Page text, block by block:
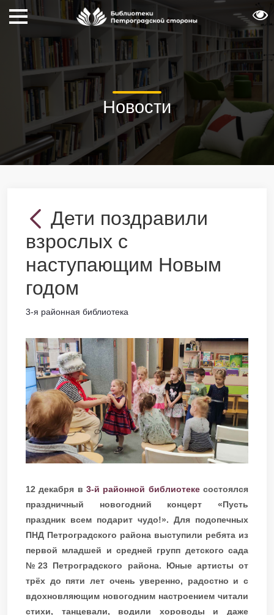
Новости
Дети поздравили
взрослых с
наступающим Новым
годом
3-я районная библиотека
12 декабря в 3-й районной библиотекесостоялся
праздничный новогодний концерт «Пусть
праздник всем подарит чудо!». Для подопечных
ПНД Петроградского района выступили ребята из
первой младшей и средней групп детского сада
№23 Петроградского района. Юные артисты от
трёх до пяти лет очень уверенно, радостно и с
вдохновляющим новогодним настроением читали
стихи, танцевали, водили хороводы и даже